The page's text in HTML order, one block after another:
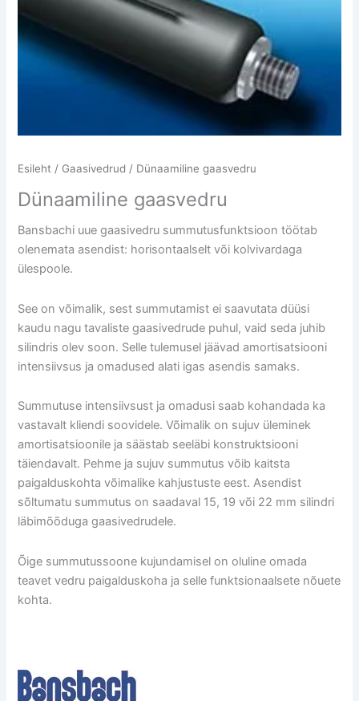
Esileht / Gaasivedrud / Dünaamiline gaasvedru
Dünaamiline gaasvedru
Bansbachi uue gaasivedru summutusfunktsioon töötab
olenemata asendist: horisontaalselt või kolvivardaga
ülespoole.
See on võimalik, sest summutamist ei saavutata düüsi
kaudu nagu tavaliste gaasivedrude puhul, vaid seda juhib
silindris olev soon. Selle tulemusel jäävad amortisatsiooni
intensiivsus ja omadused alati igas asendis samaks.
Summutuse intensiivsust ja omadusi saab kohandada ka
vastavalt kliendi soovidele. Võimalik on sujuv üleminek
amortisatsioonile ja säästab seeläbi konstruktsiooni
täiendavalt. Pehme ja sujuv summutus võib kaitsta
paigalduskohta võimalike kahjustuste eest. Asendist
sõltumatu summutus on saadaval 15, 19 või 22 mm silindri
läbimõõduga gaasivedrudele.
Õige summutussoone kujundamisel on oluline omada
teavet vedru paigalduskoha ja selle funktsionaalsete nõuete
kohta.